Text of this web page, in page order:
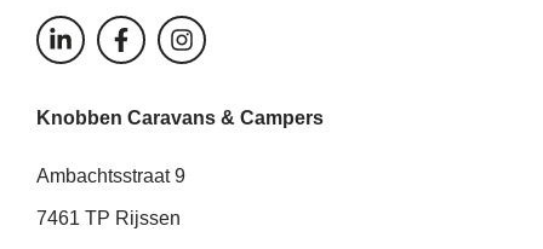
L
i
e
i
-
F
a
b
o
-
I
n
a
r
Knobben Caravans & Campers
Ambachtsstraat 9
7461 TP Rijssen